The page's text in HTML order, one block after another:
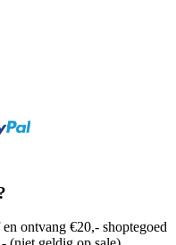
ontvang €20,- shoptegoed